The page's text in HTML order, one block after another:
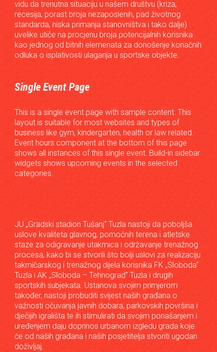
vidu da trenutna situaciju u našem društvu (kriza,
recesija, porast broja nezaposlenih, pad životnog
standarda, niska primanja stanovništva i tako dalje)
uvelike utiče na procjenu broja potencijalnih korisnika
kao jednog od bitnih elemenata za donošenje konačnih
odluka o isplativosti ulaganja u sportske objekte.
Single Event Page
This is a single event page with sample content. This
layout is suitable for most websites and types of
business like gym, kindergarten, health or law related.
Event hours component at the bottom of this page
shows all instances of this single event. Build-in sidebar
widgets shows upcoming events in the selected
categories.
JU „Gradski stadion Tušanj“ Tuzla nastoji da poboljša
uslove kvaliteta glavnog, pomoćnih terena i atletske
staze za odigravanje utakmica i održavanje trenažnog
procesa, kako bi se stvorili što bolji uslovi za realizaciju
takmičarskog i trenažnog dijela korisnika FK „Sloboda“
Tuzla i AK „Sloboda – Tehnograd“ Tuzla i drugih
sportskih subjekata. Ustanova svojim primjerom
također, nastoji probuditi svijest naših građana o
važnosti očuvanja javnih dobara, parkovskih površina i
dječijih igrališta te ih stimulirati da svojim ponašanjem i
uređenjem daju doprinos urbanom izgledu grada koje
će od naših građana i naših posjetitelja stvoriti ugodan
doživljaj.